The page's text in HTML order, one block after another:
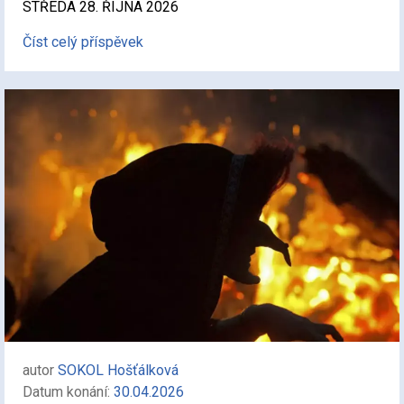
STŘEDA 28. ŘÍJNA 2026
Číst celý příspěvek
autor SOKOL Hošťálková
Datum konání: 30.04.2026